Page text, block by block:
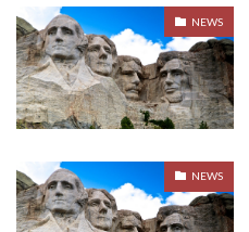
NEWS
NEWS